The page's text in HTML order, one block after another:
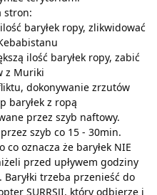
stron:
baryłek ropy, zlikwidować
ilość baryłek ropy, zabić
z Muriki
dokonywanie zrzutów
baryłek z ropą
przez szyb naftowy.
szyb co 15 - 30min.
co oznacza że baryłek NIE
przed upływem godziny
trzeba przenieść do
SURRSJI, który odbierze i